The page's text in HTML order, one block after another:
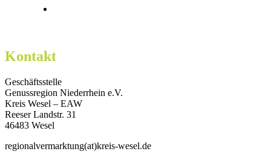
Kontakt
Geschäftsstelle
Genussregion Niederrhein e.V.
Kreis Wesel – EAW
Reeser Landstr. 31
46483 Wesel
regionalvermarktung(at)kreis-wesel.de